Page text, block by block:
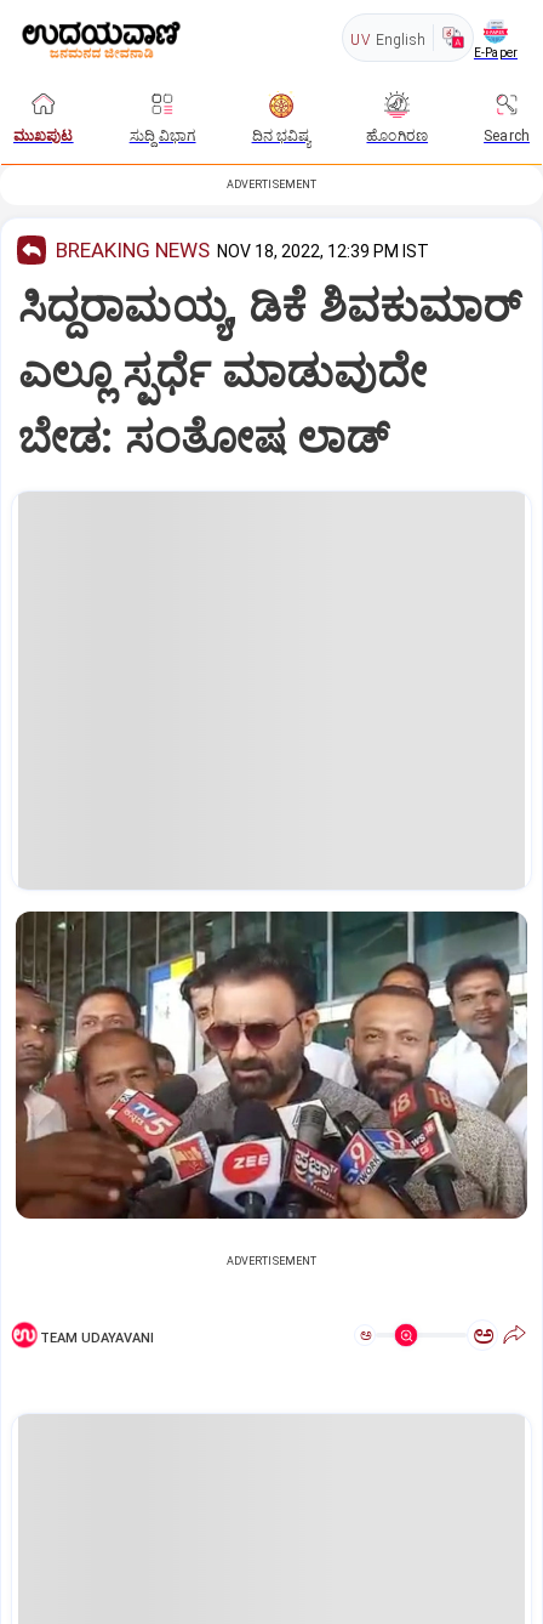
UV English
E-Paper
ಮುಖಪುಟ ಸುದ್ದಿ ವಿಭಾಗ ದಿನ ಭವಿಷ್ಯ ಹೊಂಗಿರಣ Search
ADVERTISEMENT
BREAKING NEWS NOV 18, 2022, 12:39 PM IST
ಸಿದ್ದರಾಮಯ್ಯ, ಡಿಕೆ ಶಿವಕುಮಾರ್
ಎಲ್ಲೂ ಸ್ಪರ್ಧೆ ಮಾಡುವುದೇ
ಬೇಡ: ಸಂತೋಷ ಲಾಡ್
ADVERTISEMENT
TEAM UDAYAVANI ಅ ಅ